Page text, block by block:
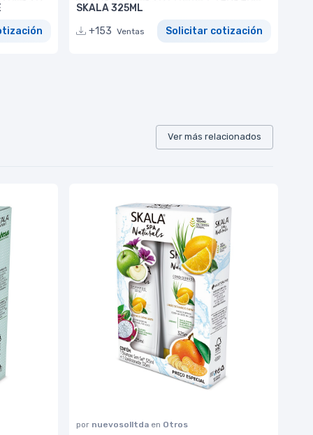
SKALA 325ML
+153 Ventas Solicitar cotización
Ver más relacionados
por nuevosolltda en Otros